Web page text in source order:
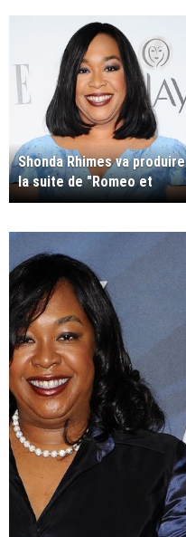
Shonda Rhimes va produire
la suite de "Romeo et
Juliette"